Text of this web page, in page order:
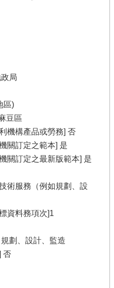
局
區)
豆區
機構產品或勞務] 否
關訂定之範本] 是
關訂定之最新版範本] 是
術服務（例如規劃、設
資料務項次]1
劃、設計、監造
否